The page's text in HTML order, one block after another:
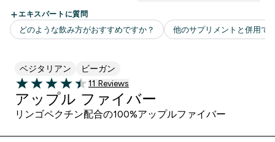
ベジタリアン ビーガン
4.45 out of 5 stars
11 ＋件の口コミ
11 Reviews
アップル ファイバー
リンゴペクチン配合の100%アップルファイバー